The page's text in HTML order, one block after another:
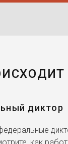
диктор